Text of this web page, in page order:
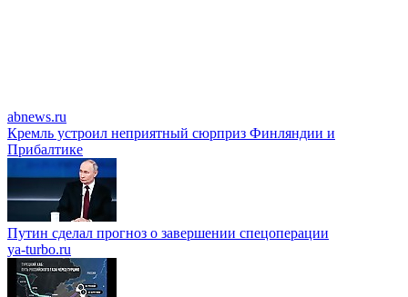
abnews.ru
Кремль устроил неприятный сюрприз Финляндии и
Прибалтике
Путин сделал прогноз о завершении спецоперации
ya-turbo.ru